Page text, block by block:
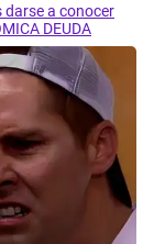
darse a conocer
DEUDA